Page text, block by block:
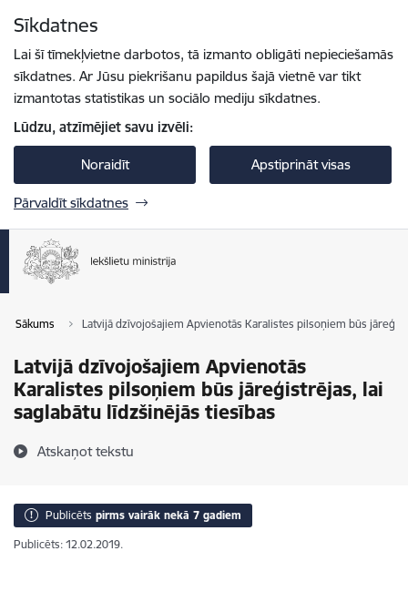
Sīkdatnes
Lai šī tīmekļvietne darbotos, tā izmanto obligāti nepieciešamās
sīkdatnes. Ar Jūsu piekrišanu papildus šajā vietnē var tikt
izmantotas statistikas un sociālo mediju sīkdatnes.
Lūdzu, atzīmējiet savu izvēli:
Noraidīt Apstiprināt visas
Pārvaldīt sīkdatnes
Sākums Latvijā dzīvojošajiem Apvienotās Karalistes pilsoņiem būs
Latvijā dzīvojošajiem Apvienotās
Karalistes pilsoņiem būs jāreģistrējas, lai
saglabātu līdzšinējās tiesības
Atskaņot tekstu
Publicēts pirms vairāk nekā 7 gadiem
Publicēts: 12.02.2019.